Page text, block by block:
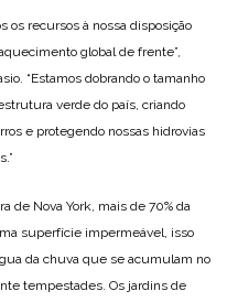
os recursos à nossa disposição
global de frente”,
“Estamos dobrando o tamanho
verde do país, criando
e protegendo nossas hidrovias
de Nova York, mais de 70% da
superfície impermeável, isso
da chuva que se acumulam no
tempestades. Os jardins de